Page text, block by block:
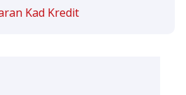
Kad Kredit